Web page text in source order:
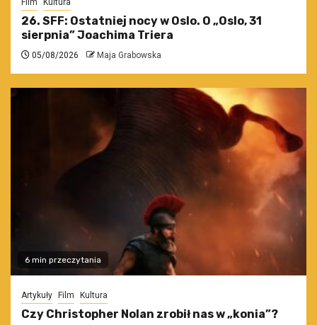
Film Kultura
26. SFF: Ostatniej nocy w Oslo. O „Oslo, 31
sierpnia” Joachima Triera
05/08/2026 Maja Grabowska
6 min przeczytania
Artykuły Film Kultura
Czy Christopher Nolan zrobił nas w „konia”?